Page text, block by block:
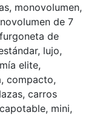
monovolumen,
de 7
de
lujo,
elite,
compacto,
carros
mini,